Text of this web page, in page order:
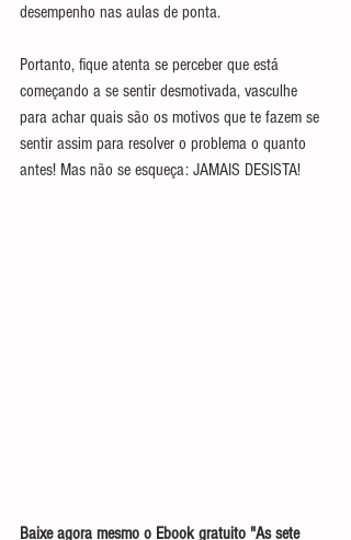
desempenho nas aulas de ponta.
Portanto, fique atenta se perceber que está
começando a se sentir desmotivada, vasculhe
para achar quais são os motivos que te fazem se
sentir assim para resolver o problema o quanto
antes! Mas não se esqueça: JAMAIS DESISTA!
Baixe agora mesmo o Ebook gratuito "As sete